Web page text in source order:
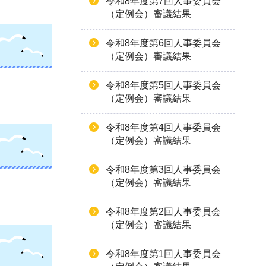
（定例会）審議結果
令和8年度第6回人事委員会
（定例会）審議結果
令和8年度第5回人事委員会
（定例会）審議結果
令和8年度第4回人事委員会
（定例会）審議結果
令和8年度第3回人事委員会
（定例会）審議結果
令和8年度第2回人事委員会
（定例会）審議結果
令和8年度第1回人事委員会